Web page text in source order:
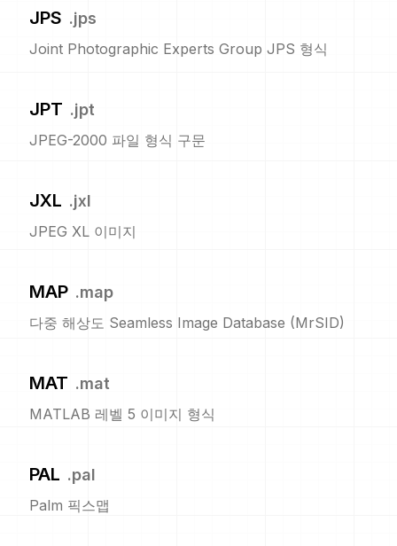
JPS .jps
Joint Photographic Experts Group JPS 형식
JPT .jpt
JPEG-2000 파일 형식 구문
JXL .jxl
JPEG XL 이미지
MAP .map
다중 해상도 Seamless Image Database (MrSID)
MAT .mat
MATLAB 레벨 5 이미지 형식
PAL .pal
Palm 픽스맵